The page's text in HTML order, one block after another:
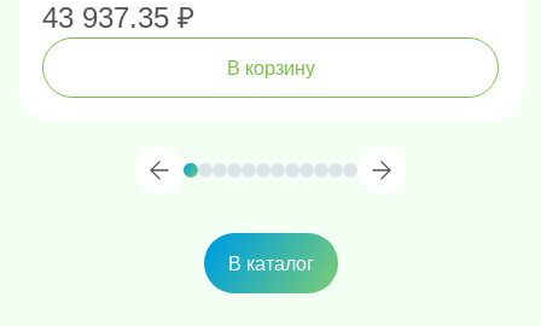
43 937.35 ₽
В корзину
В каталог